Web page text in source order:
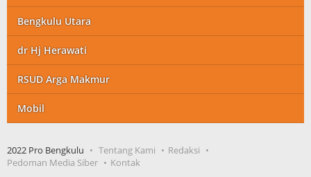
Bengkulu Utara
dr Hj Herawati
RSUD Arga Makmur
Mobil
2022 Pro Bengkulu Tentang Kami
Redaksi
Pedoman Media Siber
Kontak